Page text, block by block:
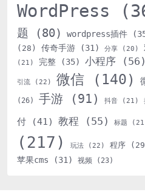
WordPress
题 (80) wordpress插件
(28)
传奇手游 (31) 分享 (20)
(21)
完整 (35) 小程序 (56)
引流 (22) 微信 (140)
(26) 手游 (91) 抖音 (21)
付 (41) 教程 (55) 标题
(217)
玩法 (22) 程序
苹果cms (31) 视频 (23)